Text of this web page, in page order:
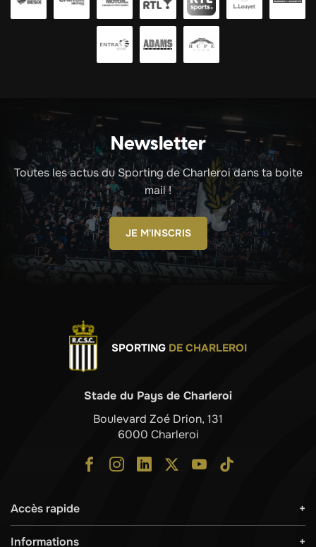
Newsletter
Toutes les actus du Sporting de Charleroi dans ta boite
mail !
JE M'INSCRIS
SPORTING DE CHARLEROI
Stade du Pays de Charleroi
Boulevard Zoé Drion, 131
6000 Charleroi
Accès rapide
Informations